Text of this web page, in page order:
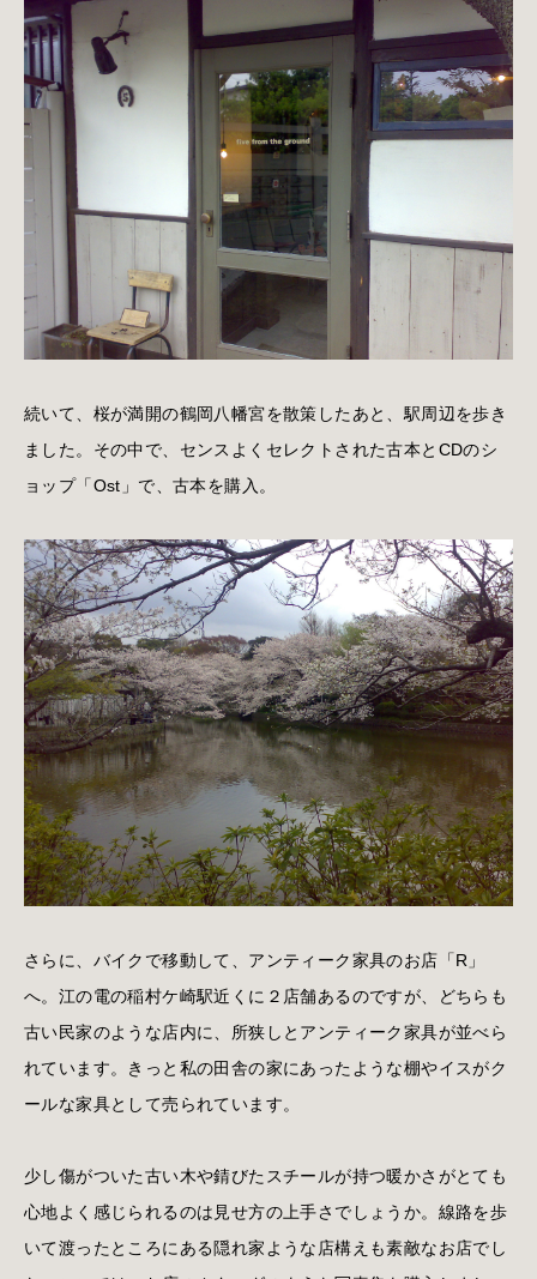
続いて、桜が満開の鶴岡八幡宮を散策したあと、駅周辺を歩き
ました。その中で、センスよくセレクトされた古本とCDのシ
ョップ「Ost」で、古本を購入。
さらに、バイクで移動して、アンティーク家具のお店「R」
へ。江の電の稲村ケ崎駅近くに２店舗あるのですが、どちらも
古い民家のような店内に、所狭しとアンティーク家具が並べら
れています。きっと私の田舎の家にあったような棚やイスがク
ールな家具として売られています。
少し傷がついた古い木や錆びたスチールが持つ暖かさがとても
心地よく感じられるのは見せ方の上手さでしょうか。線路を歩
いて渡ったところにある隠れ家ような店構えも素敵なお店でし